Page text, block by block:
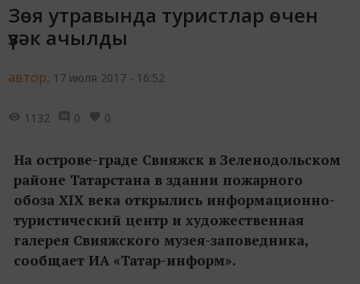
Зөя утравында туристлар өчен
үзәк ачылды
автор, 17 июля 2017 - 16:52
1132 0 0
На острове-граде Свияжск в Зеленодольском
районе Татарстана в здании пожарного
обоза XIX века открылись информационно-
туристический центр и художественная
галерея Свияжского музея-заповедника,
сообщает ИА «Татар-информ».